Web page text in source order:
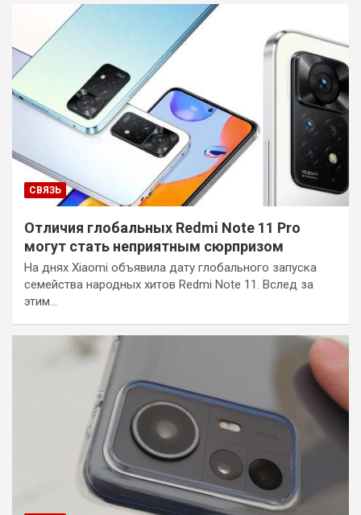
СВЯЗЬ
Отличия глобальных Redmi Note 11 Pro
могут стать неприятным сюрпризом
На днях Xiaomi объявила дату глобального запуска
семейства народных хитов Redmi Note 11. Вслед за
этим…